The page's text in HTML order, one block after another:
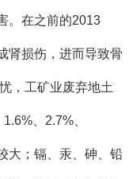
。在之前的2013
肾损伤，进而导致骨
，工矿业废弃地土
、2.7%、
大；镉、汞、砷、铅